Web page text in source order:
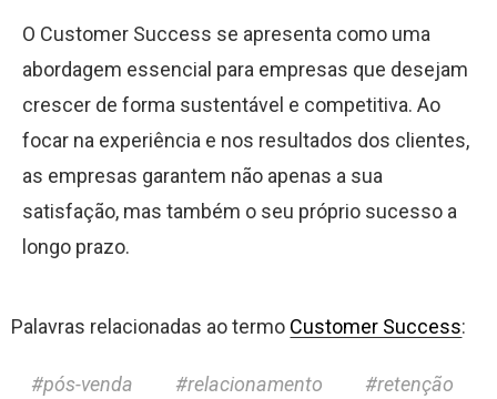
O Customer Success se apresenta como uma
abordagem essencial para empresas que desejam
crescer de forma sustentável e competitiva. Ao
focar na experiência e nos resultados dos clientes,
as empresas garantem não apenas a sua
satisfação, mas também o seu próprio sucesso a
longo prazo.
Palavras relacionadas ao termo Customer Success:
pós-venda relacionamento
retenção